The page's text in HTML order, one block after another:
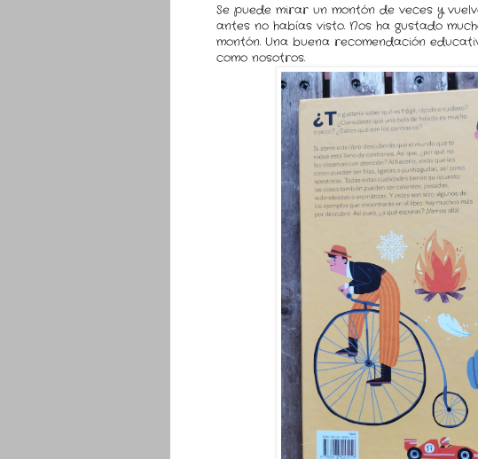
Se puede mirar un montón de veces y
antes no habías visto. Nos ha gustado
montón. Una buena recomendación
como nosotros.